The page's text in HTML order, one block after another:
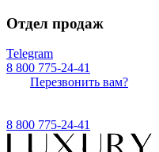
Отдел продаж
Telegram
8 800 775-24-41
Перезвонить вам?
8 800 775-24-41